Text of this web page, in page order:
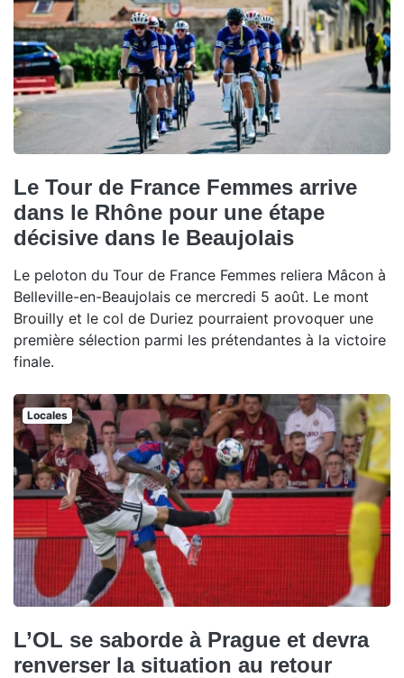
Le Tour de France Femmes arrive
dans le Rhône pour une étape
décisive dans le Beaujolais
Le peloton du Tour de France Femmes reliera Mâcon à
Belleville-en-Beaujolais ce mercredi 5 août. Le mont
Brouilly et le col de Duriez pourraient provoquer une
première sélection parmi les prétendantes à la victoire
finale.
Locales
L’OL se saborde à Prague et devra
renverser la situation au retour